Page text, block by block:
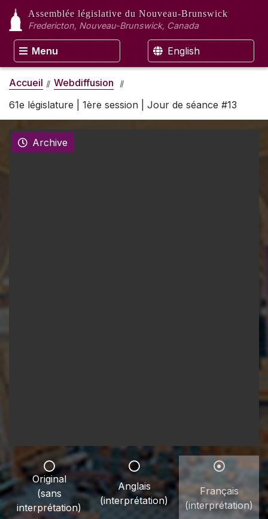
Assemblée législative du Nouveau-Brunswick
Fredericton, Nouveau-Brunswick, Canada
Menu English
Accueil
Webdiffusion
61e législature | 1ère session | Jour de séance #13
Archive
Original
(sans
interprétation)
Anglais
(interprétation)
Français
(interprétation)